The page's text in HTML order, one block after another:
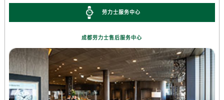
劳力士服务中心
成都劳力士售后服务中心